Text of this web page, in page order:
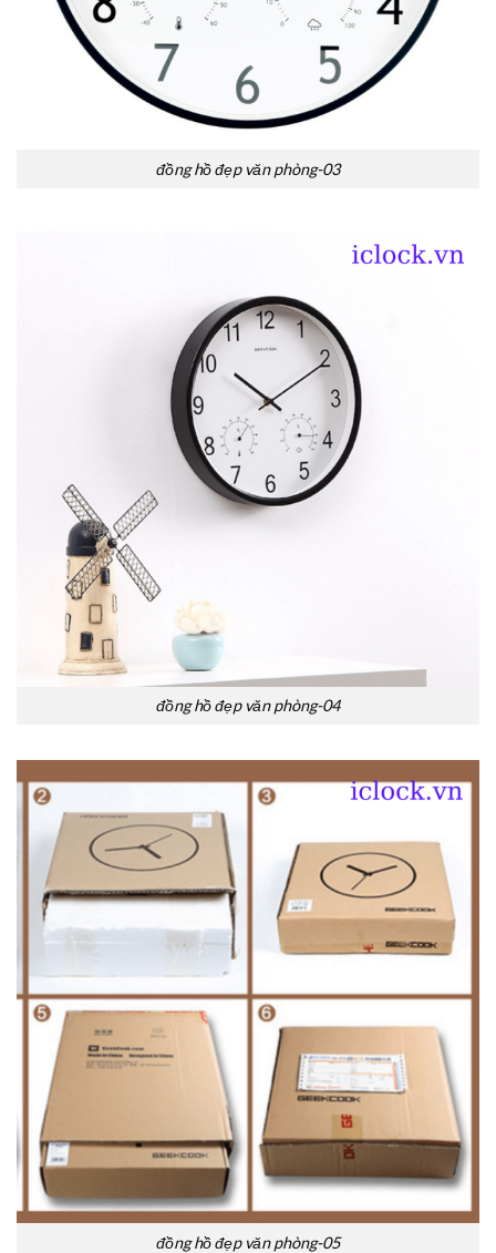
đồng hồ đẹp văn phòng-03
đồng hồ đẹp văn phòng-04
đồng hồ đẹp văn phòng-05